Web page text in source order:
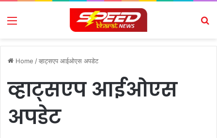
Menu
Home /व्हाट्सएप आईओएस अपडेट
व्हाट्सएप आईओएस
अपडेट